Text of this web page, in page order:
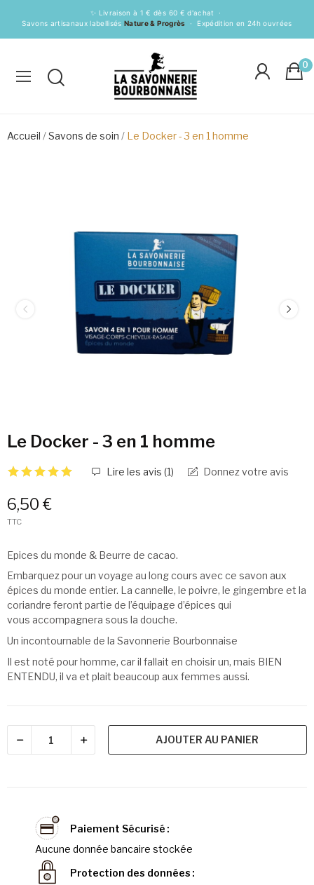
✨ Livraison à 1 € dès 60 € d'achat ·
Savons artisanaux labellisésNature & Progrès · Expédition en 24h ouvrées
0
Accueil Savons de soin Le Docker - 3 en 1 homme
Le Docker - 3 en 1 homme
Lire les avis (1) Donnez votre avis
6,50 €
TTC
Epices du monde & Beurre de cacao.
Embarquez pour un voyage au long cours avec ce savon aux
épices du monde entier. La cannelle, le poivre, le gingembre et la
coriandre feront partie de l’équipage d’épices qui
vous accompagnera sous la douche.
Un incontournable de la Savonnerie Bourbonnaise
Il est noté pour homme, car il fallait en choisir un, mais BIEN
ENTENDU, il va et plait beaucoup aux femmes aussi.
AJOUTER AU PANIER
Paiement Sécurisé
Aucune donnée bancaire stockée
Protection des données